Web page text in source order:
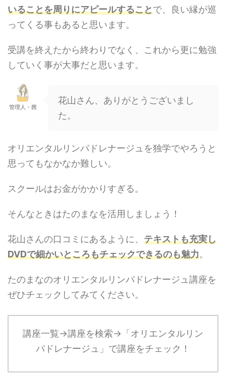
いることを周りにアピールすることで、良い縁が巡
ってくる事もあると思います。
受講を終えたから終わりでなく、これから更に勉強
していく事が大事だと思います。
管理人・茜
花山さん、ありがとうございまし
た。
オリエンタルリンパドレナージュを独学でやろうと
思ってもなかなか難しい。
スクールはお金がかかりすぎる。
そんなときはたのまなを活用しましょう！
花山さんの口コミにあるように、 テキストも充実し
DVDで細かいところもチェックできるのも魅力。
たのまなのオリエンタルリンパドレナージュ講座を
ぜひチェックしてみてください。
講座一覧→講座を検索→「オリエンタルリン
パドレナージュ」で講座をチェック！